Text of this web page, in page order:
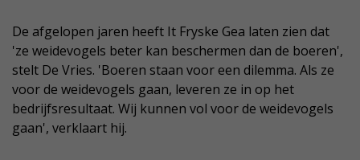
De afgelopen jaren heeft It Fryske Gea laten zien dat
'ze weidevogels beter kan beschermen dan de boeren',
stelt De Vries. 'Boeren staan voor een dilemma. Als ze
voor de weidevogels gaan, leveren ze in op het
bedrijfsresultaat. Wij kunnen vol voor de weidevogels
gaan', verklaart hij.